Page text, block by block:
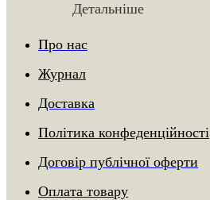
Детальніше
Про нас
Журнал
Доставка
Політика конфеденційності
Договір публічної оферти
Оплата товару